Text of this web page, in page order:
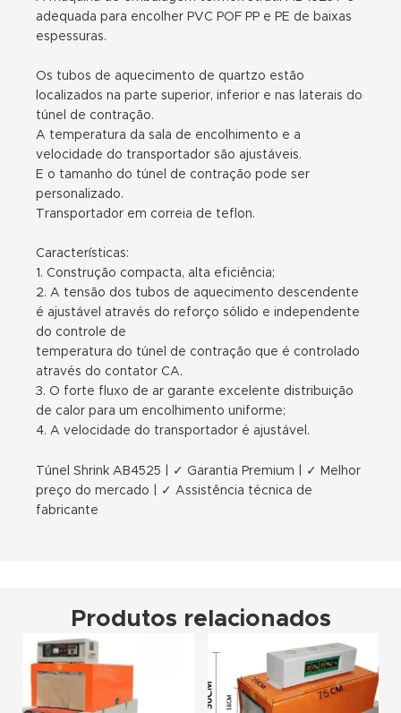
adequada para encolher PVC POF PP e PE de baixas
espessuras.
Os tubos de aquecimento de quartzo estão
localizados na parte superior, inferior e nas laterais do
túnel de contração.
A temperatura da sala de encolhimento e a
velocidade do transportador são ajustáveis.
E o tamanho do túnel de contração pode ser
personalizado.
Transportador em correia de teflon.
Características:
1. Construção compacta, alta eficiência;
2. A tensão dos tubos de aquecimento descendente
é ajustável através do reforço sólido e independente
do controle de
temperatura do túnel de contração que é controlado
através do contator CA.
3. O forte fluxo de ar garante excelente distribuição
de calor para um encolhimento uniforme;
4. A velocidade do transportador é ajustável.
Túnel Shrink AB4525 | ✓ Garantia Premium | ✓ Melhor
preço do mercado | ✓ Assistência técnica de
fabricante
Produtos relacionados